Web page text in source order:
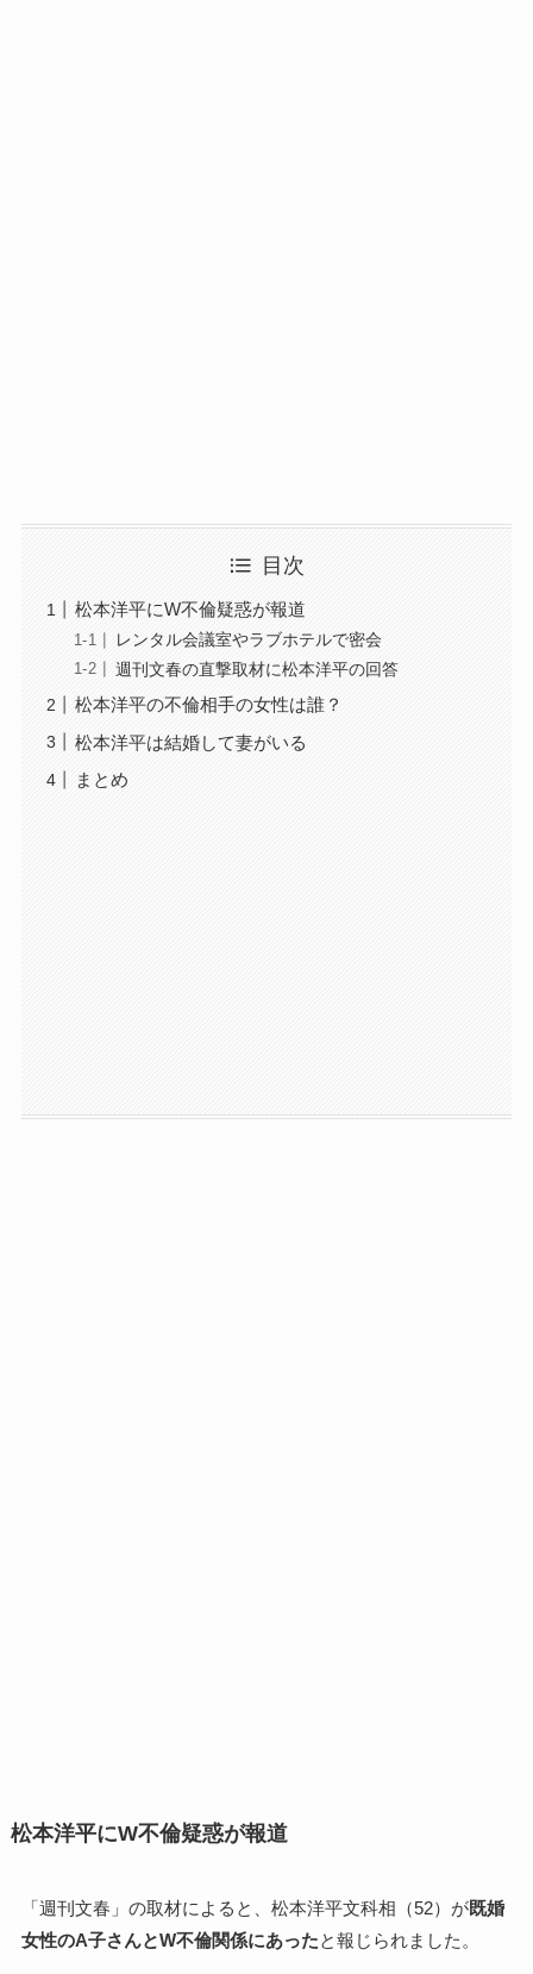
目次
松本洋平にW不倫疑惑が報道
レンタル会議室やラブホテルで密会
週刊文春の直撃取材に松本洋平の回答
松本洋平の不倫相手の女性は誰？
松本洋平は結婚して妻がいる
まとめ
松本洋平にW不倫疑惑が報道
「週刊文春」の取材によると、松本洋平文科相（52）が既婚
女性のA子さんとW不倫関係にあったと報じられました。